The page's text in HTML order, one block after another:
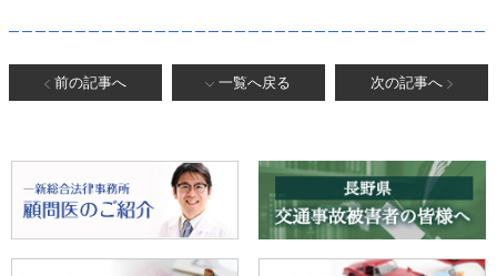
前の記事へ 一覧へ戻る 次の記事へ